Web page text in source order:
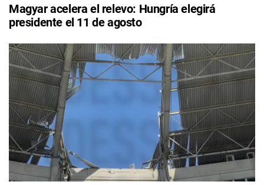
Magyar acelera el relevo: Hungría elegirá
presidente el 11 de agosto